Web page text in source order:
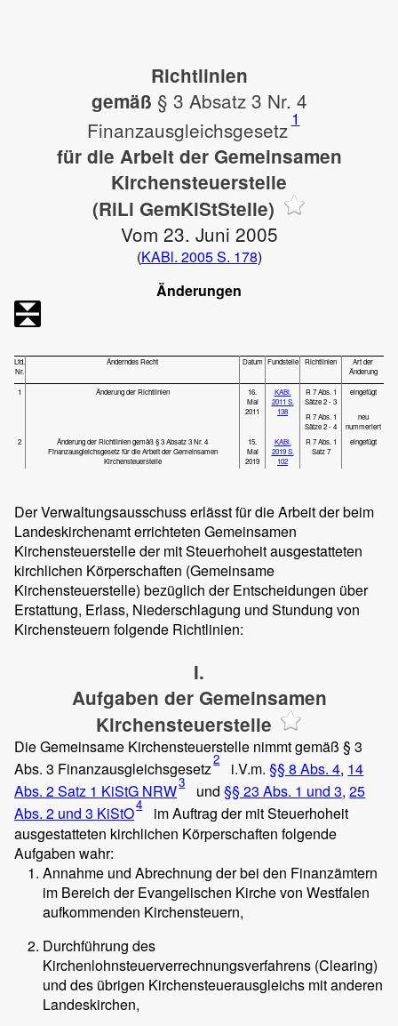
Richtlinien
gemäß § 3 Absatz 3 Nr. 4
Finanzausgleichsgesetz 1
für die Arbeit der Gemeinsamen
Kirchensteuerstelle
(RiLi GemKiStStelle)
Vom 23. Juni 2005
(KABl. 2005 S. 178)
Änderungen
Lfd.
Nr.
Änderndes Recht Datum Fundstelle Richtlinien
Art der
Änderung
1 Änderung der Richtlinien
16.
Mai
2011
KABl.
2011 S.
138
R 7 Abs. 1
Sätze 2 - 3
eingefügt
R 7 Abs. 1
Sätze 2 - 4
neu
nummeriert
2
Änderung der Richtlinien gemäß § 3 Absatz 3 Nr. 4
Finanzausgleichsgesetz für die Arbeit der Gemeinsamen
Kirchensteuerstelle
15.
Mai
2019
KABl.
2019 S.
102
R 7 Abs. 1
Satz 7
eingefügt
Der Verwaltungsausschuss erlässt für die Arbeit der beim
Landeskirchenamt errichteten Gemeinsamen
Kirchensteuerstelle der mit Steuerhoheit ausgestatteten
kirchlichen Körperschaften (Gemeinsame
Kirchensteuerstelle) bezüglich der Entscheidungen über
Erstattung, Erlass, Niederschlagung und Stundung von
Kirchensteuern folgende Richtlinien:
I.
Aufgaben der Gemeinsamen
Kirchensteuerstelle
Die Gemeinsame Kirchensteuerstelle nimmt gemäß § 3
Abs. 3 Finanzausgleichsgesetz2 i.V.m.§§ 8 Abs. 4, 14
Abs. 2 Satz 1 KiStG NRW3 und§§ 23 Abs. 1 und 3,25
Abs. 2 und 3 KiStO4
im Auftrag der mit Steuerhoheit
ausgestatteten kirchlichen Körperschaften folgende
Aufgaben wahr:
Annahme und Abrechnung der bei den Finanzämtern
im Bereich der Evangelischen Kirche von Westfalen
aufkommenden Kirchensteuern,
Durchführung des
Kirchenlohnsteuerverrechnungsverfahrens (Clearing)
und des übrigen Kirchensteuerausgleichs mit anderen
Landeskirchen,